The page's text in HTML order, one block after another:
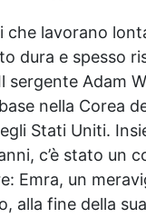
che lavorano
dura e spesso
sergente Adam
nella Corea
Stati Uniti.
c’è stato un
Emra, un
alla fine della